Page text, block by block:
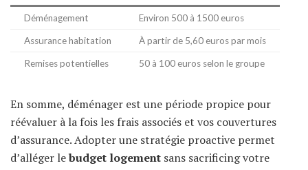
Déménagement Environ 500 à 1500 euros
Assurance habitation À partir de 5,60 euros par mois
Remises potentielles 50 à 100 euros selon le groupe
En somme, déménager est une période propice pour
réévaluer à la fois les frais associés et vos couvertures
d’assurance. Adopter une stratégie proactive permet
d’alléger lebudget logement sans sacrificing votre